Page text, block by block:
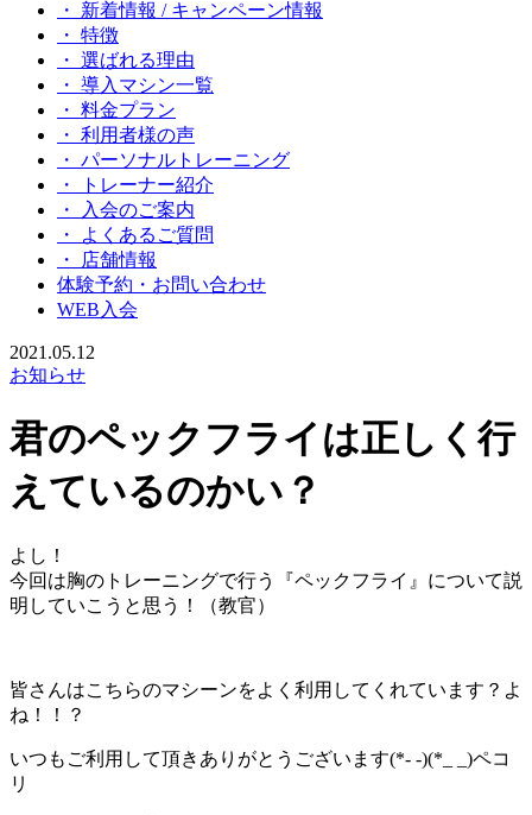
・ 新着情報 / キャンペーン情報
・ 特徴
・ 選ばれる理由
・ 導入マシン一覧
・ 料金プラン
・ 利用者様の声
・ パーソナルトレーニング
・ トレーナー紹介
・ 入会のご案内
・ よくあるご質問
・ 店舗情報
体験予約・お問い合わせ
WEB入会
2021.05.12
お知らせ
君のペックフライは正しく行
えているのかい？
よし！
今回は胸のトレーニングで行う『ペックフライ』について説
明していこうと思う！（教官）
皆さんはこちらのマシーンをよく利用してくれています？よ
ね！！？
いつもご利用して頂きありがとうございます(*- -)(*_ _)ペコ
リ